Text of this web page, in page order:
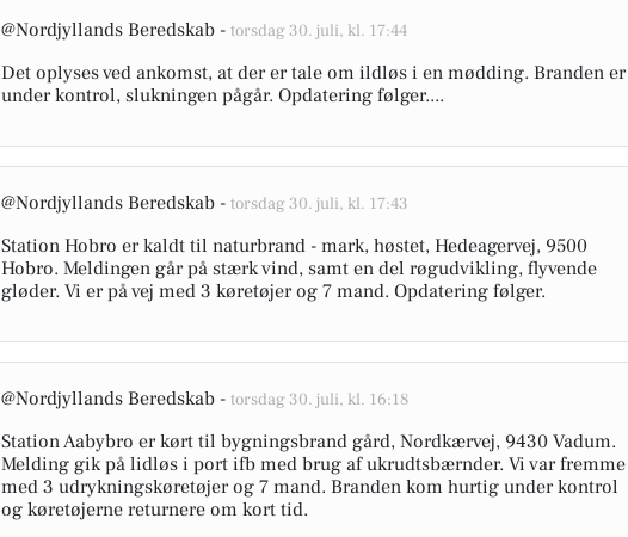
@Nordjyllands Beredskab - torsdag 30. juli, kl. 17:44
Det oplyses ved ankomst, at der er tale om ildløs i en mødding. Branden er
under kontrol, slukningen pågår. Opdatering følger....
@Nordjyllands Beredskab - torsdag 30. juli, kl. 17:43
Station Hobro er kaldt til naturbrand - mark, høstet, Hedeagervej, 9500
Hobro. Meldingen går på stærk vind, samt en del røgudvikling, flyvende
gløder. Vi er på vej med 3 køretøjer og 7 mand. Opdatering følger.
@Nordjyllands Beredskab - torsdag 30. juli, kl. 16:18
Station Aabybro er kørt til bygningsbrand gård, Nordkærvej, 9430 Vadum.
Melding gik på lidløs i port ifb med brug af ukrudtsbærnder. Vi var fremme
med 3 udrykningskøretøjer og 7 mand. Branden kom hurtig under kontrol
og køretøjerne returnere om kort tid.